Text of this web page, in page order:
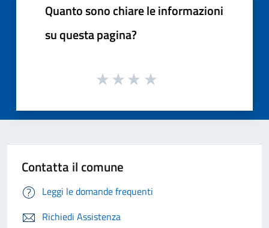
Quanto sono chiare le informazioni
su questa pagina?
Contatta il comune
Leggi le domande frequenti
Richiedi Assistenza